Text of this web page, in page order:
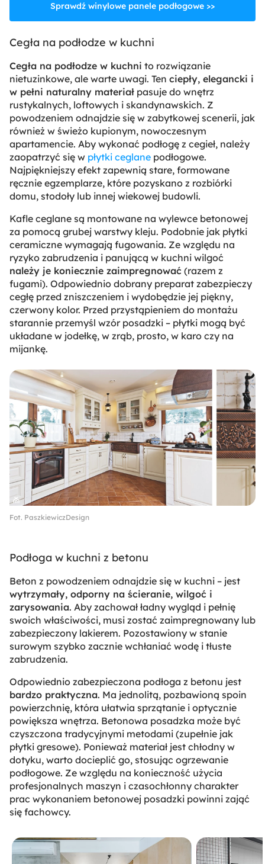
Sprawdź winylowe panele podłogowe >>
Cegła na podłodze w kuchni
Cegła na podłodze w kuchni to rozwiązanie
nietuzinkowe, ale warte uwagi. Ten ciepły, elegancki i
w pełni naturalny materiał pasuje do wnętrz
rustykalnych, loftowych i skandynawskich. Z
powodzeniem odnajdzie się w zabytkowej scenerii, jak
również w świeżo kupionym, nowoczesnym
apartamencie. Aby wykonać podłogę z cegieł, należy
zaopatrzyć się w płytki ceglane podłogowe.
Najpiękniejszy efekt zapewnią stare, formowane
ręcznie egzemplarze, które pozyskano z rozbiórki
domu, stodoły lub innej wiekowej budowli.
Kafle ceglane są montowane na wylewce betonowej
za pomocą grubej warstwy kleju. Podobnie jak płytki
ceramiczne wymagają fugowania. Ze względu na
ryzyko zabrudzenia i panującą w kuchni wilgoć
należy je koniecznie zaimpregnować (razem z
fugami). Odpowiednio dobrany preparat zabezpieczy
cegłę przed zniszczeniem i wydobędzie jej piękny,
czerwony kolor. Przed przystąpieniem do montażu
starannie przemyśl wzór posadzki – płytki mogą być
układane w jodełkę, w zrąb, prosto, w karo czy na
mijankę.
Fot. PaszkiewiczDesign
Podłoga w kuchni z betonu
Beton z powodzeniem odnajdzie się w kuchni – jest
wytrzymały, odporny na ścieranie, wilgoć i
zarysowania. Aby zachował ładny wygląd i pełnię
swoich właściwości, musi zostać zaimpregnowany lub
zabezpieczony lakierem. Pozostawiony w stanie
surowym szybko zacznie wchłaniać wodę i tłuste
zabrudzenia.
Odpowiednio zabezpieczona podłoga z betonu jest
bardzo praktyczna. Ma jednolitą, pozbawioną spoin
powierzchnię, która ułatwia sprzątanie i optycznie
powiększa wnętrza. Betonowa posadzka może być
czyszczona tradycyjnymi metodami (zupełnie jak
płytki gresowe). Ponieważ materiał jest chłodny w
dotyku, warto docieplić go, stosując ogrzewanie
podłogowe. Ze względu na konieczność użycia
profesjonalnych maszyn i czasochłonny charakter
prac wykonaniem betonowej posadzki powinni zająć
się fachowcy.